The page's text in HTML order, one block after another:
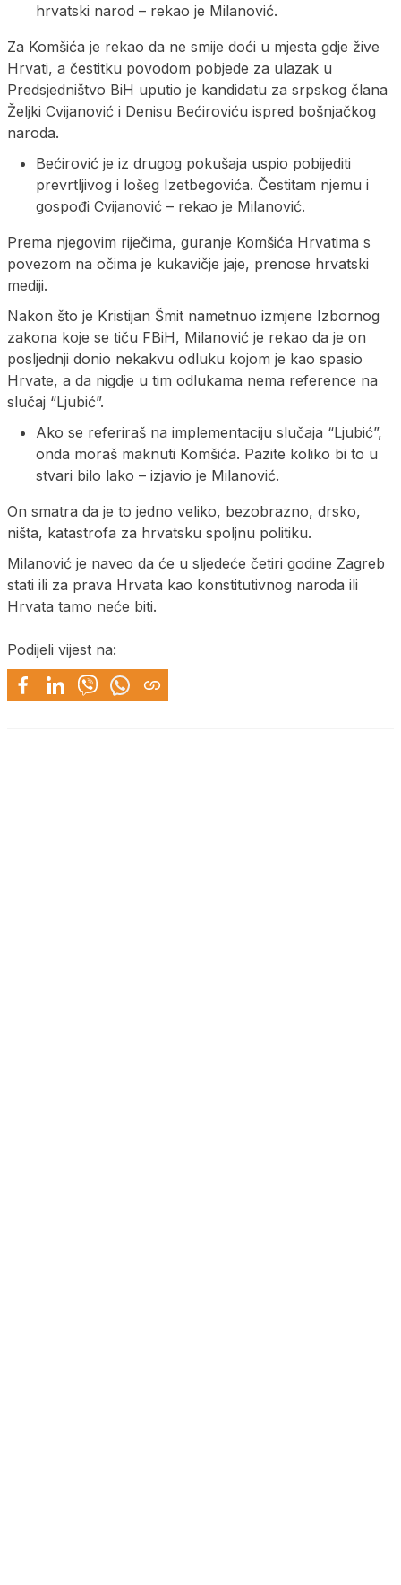
hrvatski narod – rekao je Milanović.
Za Komšića je rekao da ne smije doći u mjesta gdje žive
Hrvati, a čestitku povodom pobjede za ulazak u
Predsjedništvo BiH uputio je kandidatu za srpskog člana
Željki Cvijanović i Denisu Bećiroviću ispred bošnjačkog
naroda.
Bećirović je iz drugog pokušaja uspio pobijediti
prevrtljivog i lošeg Izetbegovića. Čestitam njemu i
gospođi Cvijanović – rekao je Milanović.
Prema njegovim riječima, guranje Komšića Hrvatima s
povezom na očima je kukavičje jaje, prenose hrvatski
mediji.
Nakon što je Kristijan Šmit nametnuo izmjene Izbornog
zakona koje se tiču FBiH, Milanović je rekao da je on
posljednji donio nekakvu odluku kojom je kao spasio
Hrvate, a da nigdje u tim odlukama nema reference na
slučaj “Ljubić”.
Ako se referiraš na implementaciju slučaja “Ljubić”,
onda moraš maknuti Komšića. Pazite koliko bi to u
stvari bilo lako – izjavio je Milanović.
On smatra da je to jedno veliko, bezobrazno, drsko,
ništa, katastrofa za hrvatsku spoljnu politiku.
Milanović je naveo da će u sljedeće četiri godine Zagreb
stati ili za prava Hrvata kao konstitutivnog naroda ili
Hrvata tamo neće biti.
Podijeli vijest na: